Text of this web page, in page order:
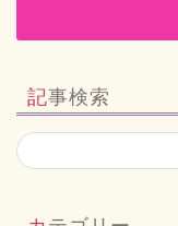
記事検索